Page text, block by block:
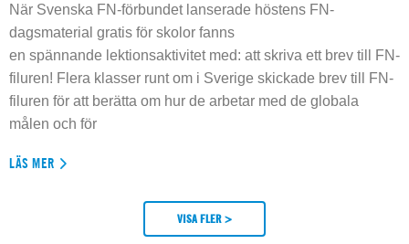
När Svenska FN-förbundet lanserade höstens FN-
dagsmaterial gratis för skolor fanns
en spännande lektionsaktivitet med: att skriva ett brev till FN-
filuren! Flera klasser runt om i Sverige skickade brev till FN-
filuren för att berätta om hur de arbetar med de globala
målen och för
LÄS MER
VISA FLER >